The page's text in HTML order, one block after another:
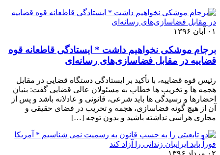
۰۱ آبان ۱۳۹۶
برجام موشکی نخواهیم داشت * ایستادگی قاطعانه قوه
قضاییه در مقابل فضاسازی‌های رسانه‌ای
رئیس قوه قضاییه، با تأکید بر ایستادگی دستگاه قضایی در مقابل
هجمه ها و تخریب ها خطاب به مسئولان عالی قضایی گفت: بنیان
احضارها و رسیدگی ها باید شرعی، قانونی و عادلانه باشد و پس از
آن از هیچ گونه فضاسازی، هجمه و تخریب در فضای حقیقی و
مجازی هراسی نداشته باشید و بدون توجه […]
۰۲ مرداد ۱۳۹۶